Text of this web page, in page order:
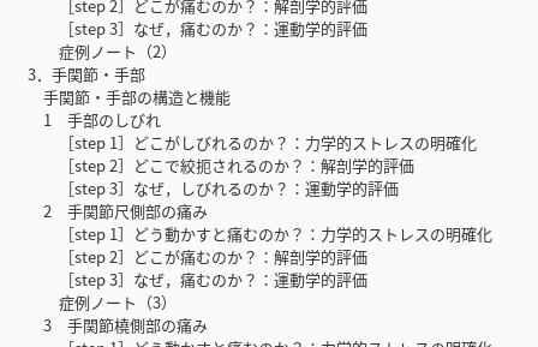
［step 2］どこが痛むのか？：解剖学的評価
［step 3］なぜ，痛むのか？：運動学的評価
症例ノート（2）
3．手関節・手部
手関節・手部の構造と機能
1 手部のしびれ
［step 1］どこがしびれるのか？：力学的ストレスの明確化
［step 2］どこで絞扼されるのか？：解剖学的評価
［step 3］なぜ，しびれるのか？：運動学的評価
2 手関節尺側部の痛み
［step 1］どう動かすと痛むのか？：力学的ストレスの明確化
［step 2］どこが痛むのか？：解剖学的評価
［step 3］なぜ，痛むのか？：運動学的評価
症例ノート（3）
3 手関節橈側部の痛み